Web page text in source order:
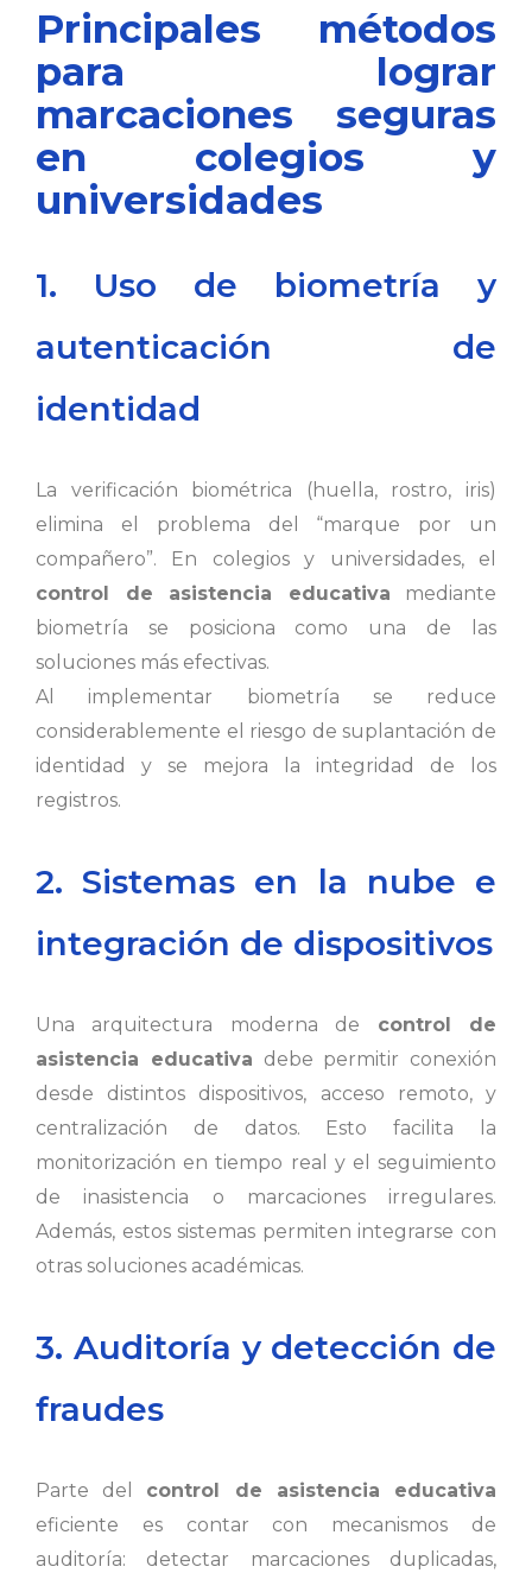
Principales métodos
para lograr
marcaciones seguras
en colegios y
universidades
1. Uso de biometría y
autenticación de
identidad
La verificación biométrica (huella, rostro, iris)
elimina el problema del “marque por un
compañero”. En colegios y universidades, el
control de asistencia educativa mediante
biometría se posiciona como una de las
soluciones más efectivas.
Al implementar biometría se reduce
considerablemente el riesgo de suplantación de
identidad y se mejora la integridad de los
registros.
2. Sistemas en la nube e
integración de dispositivos
Una arquitectura moderna de control de
asistencia educativa debe permitir conexión
desde distintos dispositivos, acceso remoto, y
centralización de datos. Esto facilita la
monitorización en tiempo real y el seguimiento
de inasistencia o marcaciones irregulares.
Además, estos sistemas permiten integrarse con
otras soluciones académicas.
3. Auditoría y detección de
fraudes
Parte del control de asistencia educativa
eficiente es contar con mecanismos de
auditoría: detectar marcaciones duplicadas,